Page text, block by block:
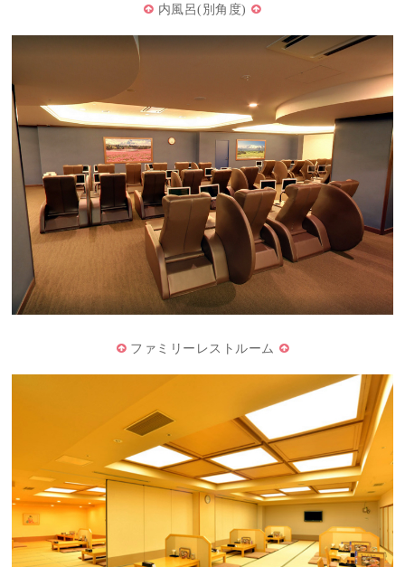
内風呂(別角度)
ファミリーレストルーム